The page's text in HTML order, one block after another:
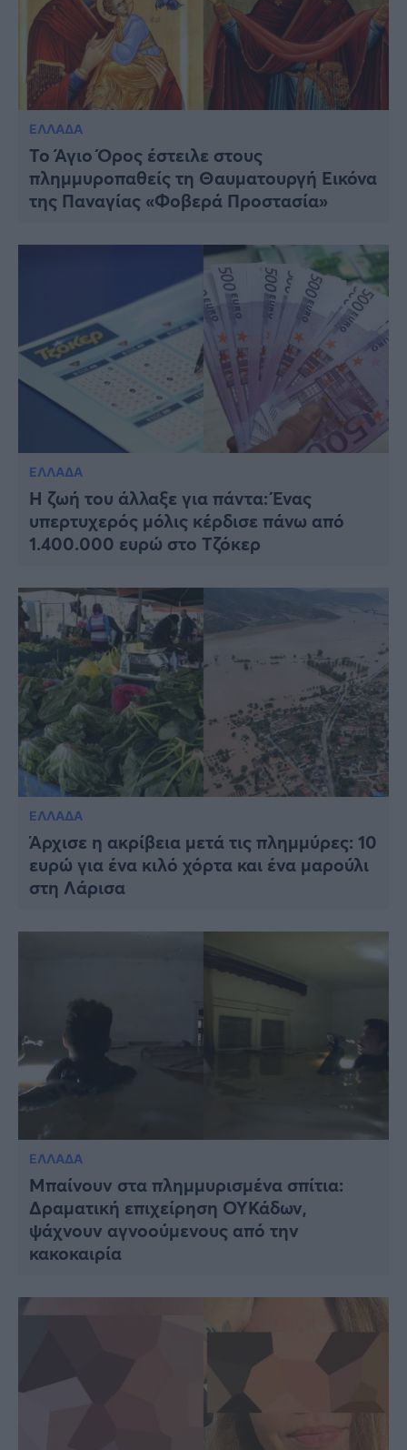
ΕΛΛΑΔΑ
Το Άγιο Όρος έστειλε στους
πλημμυροπαθείς τη Θαυματουργή Εικόνα
της Παναγίας «Φοβερά Προστασία»
ΕΛΛΑΔΑ
Η ζωή του άλλαξε για πάντα: Ένας
υπερτυχερός μόλις κέρδισε πάνω από
1.400.000 ευρώ στο Τζόκερ
ΕΛΛΑΔΑ
Άρχισε η ακρίβεια μετά τις πλημμύρες: 10
ευρώ για ένα κιλό χόρτα και ένα μαρούλι
στη Λάρισα
ΕΛΛΑΔΑ
Μπαίνουν στα πλημμυρισμένα σπίτια:
Δραματική επιχείρηση ΟΥΚάδων,
ψάχνουν αγνοούμενους από την
κακοκαιρία